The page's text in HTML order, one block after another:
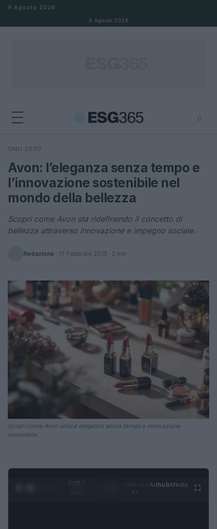
Salta al contenuto
9 Agosto 2026
9 Agosto 2026
⌕
Cerca
ONU 2030
Avon: l’eleganza senza tempo e
l’innovazione sostenibile nel
mondo della bellezza
Scopri come Avon sta ridefinendo il concetto di
bellezza attraverso innovazione e impegno sociale.
Redazione · 17 Febbraio 2025 · 2 min
Scopri come Avon unisce eleganza senza tempo e innovazione
sostenibile.
0:28 /
AdhubMedia